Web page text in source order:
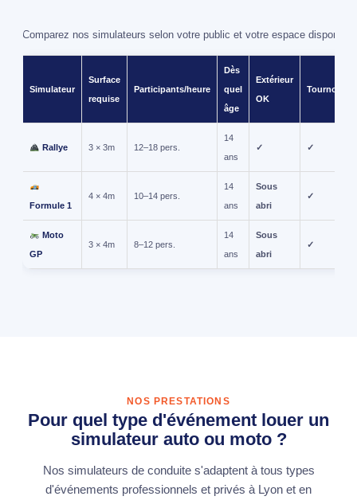
Comparez nos simulateurs selon votre public et votre espace disponible
Simulateur
Surface
requise
Participants/heure
Dès
quel
âge
Extérieur
OK
Tournoi
Rallye 3 × 3m 12–18 pers.
14
ans
✓ ✓
Formule 1
4 × 4m 10–14 pers.
14
ans
Sous
abri
✓
Moto
GP
3 × 4m 8–12 pers.
14
ans
Sous
abri
✓
NOS PRESTATIONS
Pour quel type d'événement louer un
simulateur auto ou moto ?
Nos simulateurs de conduite s'adaptent à tous types
d'événements professionnels et privés à Lyon et en